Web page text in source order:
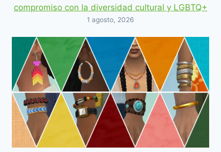
compromiso con la diversidad cultural y LGBTQ+
1 agosto, 2026